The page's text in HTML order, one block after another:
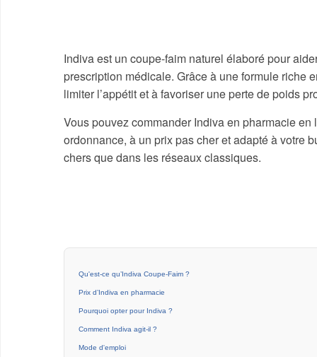
Indiva est un coupe-faim naturel élaboré pour
prescription médicale. Grâce à une formule riche
limiter l’appétit et à favoriser une perte de poids
Vous pouvez commander Indiva en pharmacie
ordonnance, à un prix pas cher et adapté à votre
chers que dans les réseaux classiques.
Qu'est-ce qu’Indiva Coupe-Faim ?
Prix d’Indiva en pharmacie
Pourquoi opter pour Indiva ?
Comment Indiva agit-il ?
Mode d'emploi